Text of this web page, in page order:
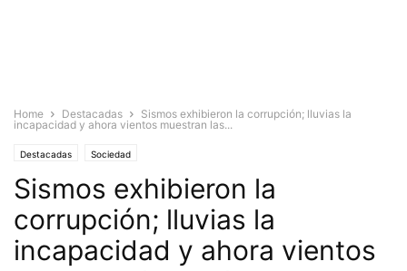
Home Destacadas
Sismos exhibieron la corrupción; lluvias la
incapacidad y ahora vientos muestran las...
Destacadas Sociedad
Sismos exhibieron la
corrupción; lluvias la
incapacidad y ahora vientos